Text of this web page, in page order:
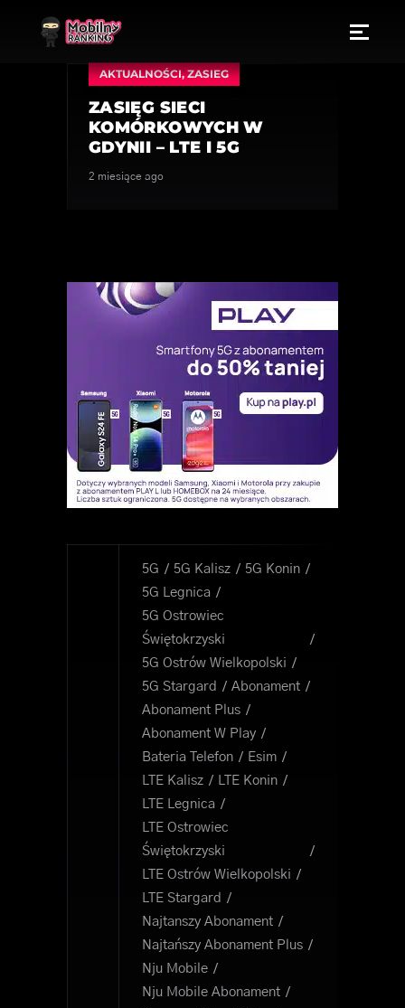
AKTUALNOŚCI,ZASIEG
ZASIĘG SIECI
KOMÓRKOWYCH W
GDYNII – LTE I 5G
2 miesiące ago
5G 5G Kalisz
5G Konin
5G Legnica
5G Ostrowiec
Świętokrzyski
5G Ostrów Wielkopolski
5G Stargard
Abonament
Abonament Plus
Abonament W Play
Bateria Telefon
Esim
LTE Kalisz
LTE Konin
LTE Legnica
LTE Ostrowiec
Świętokrzyski
LTE Ostrów Wielkopolski
LTE Stargard
Najtanszy Abonament
Najtańszy Abonament Plus
Nju Mobile
Nju Mobile Abonament